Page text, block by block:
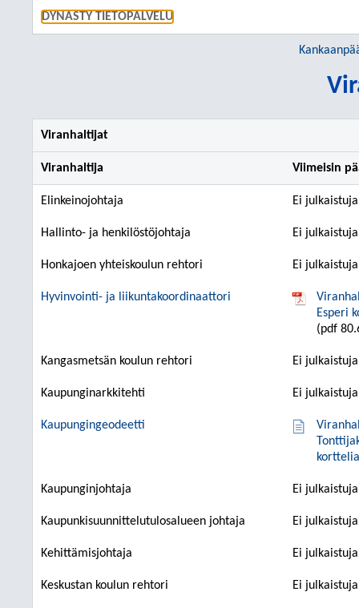
DYNASTY TIETOPALVELU
Viranhaltijat
Viranhaltija Viimeisin
Elinkeinojohtaja Ei
Hallinto- ja henkilöstöjohtaja Ei
Honkajoen yhteiskoulun rehtori Ei
Hyvinvointi- ja liikuntakoordinaattori
Esperi
(pdf
Kangasmetsän koulun rehtori Ei
Kaupunginarkkitehti Ei
Kaupungingeodeetti
Kaupunginjohtaja Ei
Kaupunkisuunnittelutulosalueen johtaja Ei
Kehittämisjohtaja Ei
Keskustan koulun rehtori Ei